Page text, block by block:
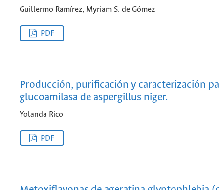
Guillermo Ramírez, Myriam S. de Gómez
PDF
Producción, purificación y caracterización
glucoamilasa de aspergillus niger.
Yolanda Rico
PDF